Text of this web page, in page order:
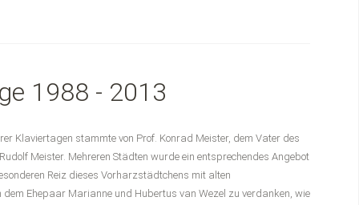
1988 - 2013
Klaviertagen stammte von Prof. Konrad Meister, dem Vater des
Meister. Mehreren Städten wurde ein entsprechendes Angebot
Reiz dieses Vorharzstädtchens mit alten
Ehepaar Marianne und Hubertus van Wezel zu verdanken, wie